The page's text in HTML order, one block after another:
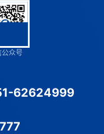
公众号
62624999